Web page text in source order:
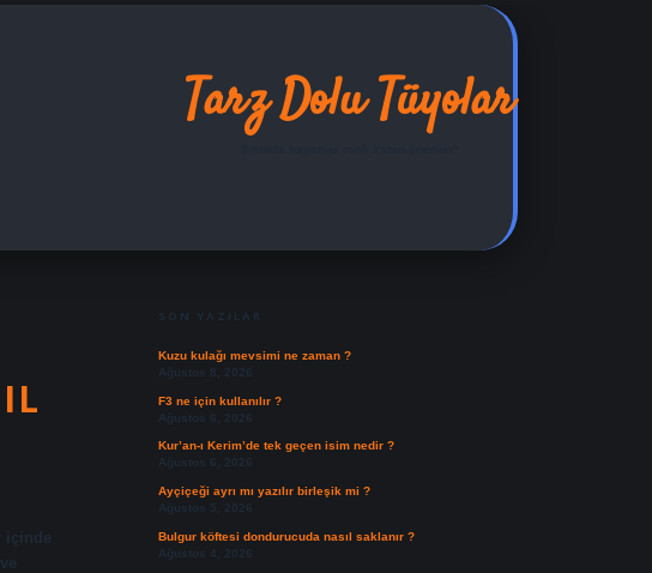
Tarz Dolu Tüyolar
içinde
SON YAZILAR
Kuzu kulağı mevsimi ne zaman ?
Ağustos 8, 2026
F3 ne için kullanılır ?
Ağustos 6, 2026
Kur’an-ı Kerim’de tek geçen isim nedir ?
Ağustos 6, 2026
Ayçiçeği ayrı mı yazılır birleşik mi ?
Ağustos 5, 2026
Bulgur köftesi dondurucuda nasıl saklanır ?
Ağustos 4, 2026